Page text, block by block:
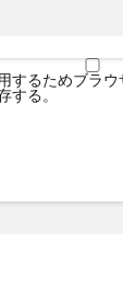
するためブラ
する。